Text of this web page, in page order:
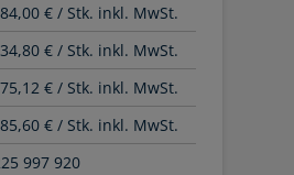
€ / Stk. inkl. MwSt.
€ / Stk. inkl. MwSt.
€ / Stk. inkl. MwSt.
€ / Stk. inkl. MwSt.
997 920